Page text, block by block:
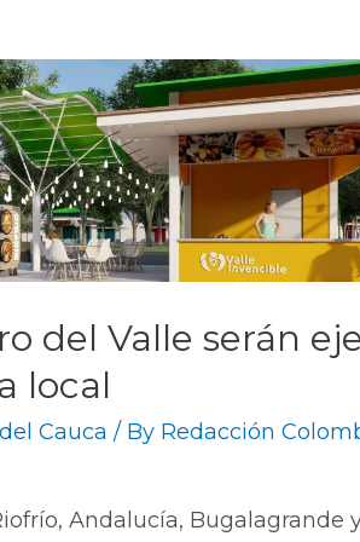
del Valle serán
local
Cauca / By Redacción
Andalucía, Bugalagrande